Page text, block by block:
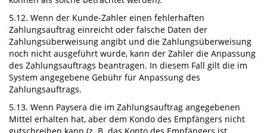
5.12. Wenn der Kunde-Zahler einen fehlerhaften
Zahlungsauftrag einreicht oder falsche Daten der
Zahlungsüberweisung angibt und die Zahlungsüberweisung
noch nicht ausgeführt wurde, kann der Zahler die Anpassung
des Zahlungsauftrags beantragen. In diesem Fall gilt die im
System angegebene Gebühr für Anpassung des
Zahlungsauftrags.
5.13. Wenn Paysera die im Zahlungsauftrag angegebenen
Mittel erhalten hat, aber dem Kondo des Empfängers nicht